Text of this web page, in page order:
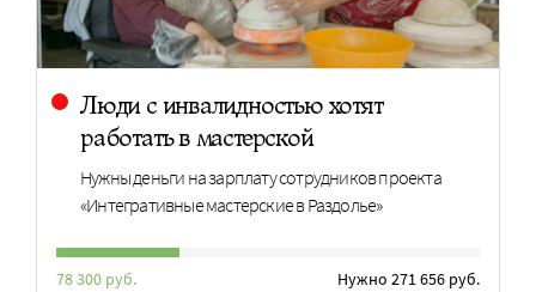
Люди с инвалидностью хотят
работать в мастерской
Нужны деньги на зарплату сотрудников проекта
«Интегративные мастерские в Раздолье»
78 300 руб. Нужно 271 656 руб.